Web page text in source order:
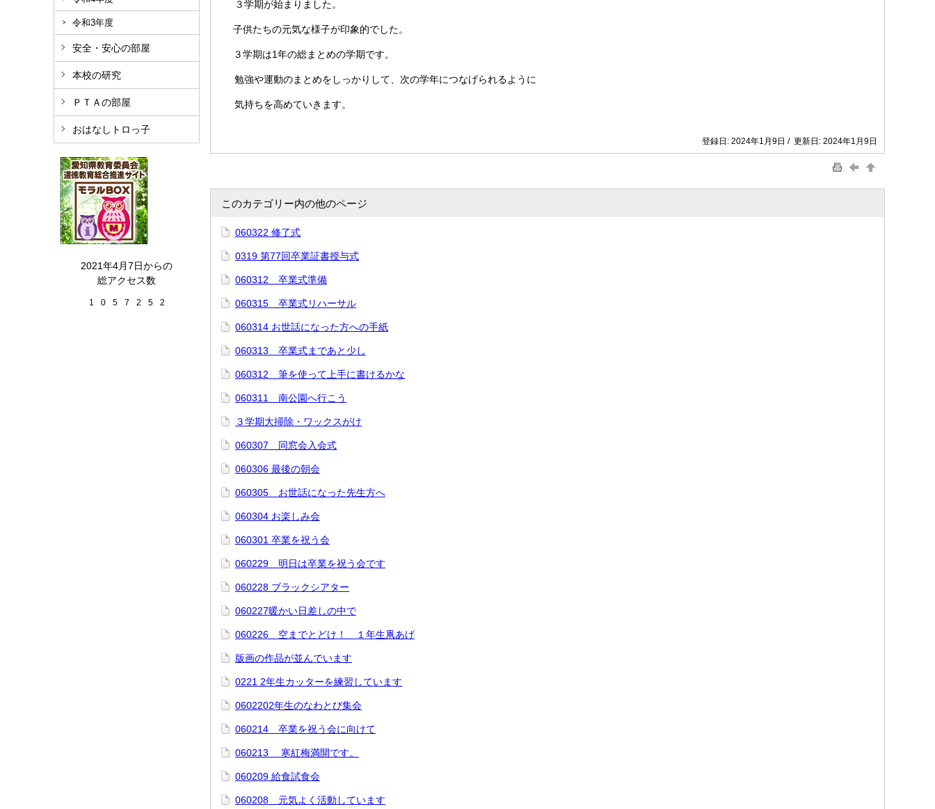
令和3年度
安全・安心の部屋
本校の研究
ＰＴＡの部屋
おはなしトロっ子
2021年4月7日からの
総アクセス数
1 0 5 7 2 5 2
３学期が始まりました。
子供たちの元気な様子が印象的でした。
３学期は1年の総まとめの学期です。
勉強や運動のまとめをしっかりして、次の学年につなげられるように
気持ちを高めていきます。
登録日: 2024年1月9日 / 更新日: 2024年1月9日
このカテゴリー内の他のページ
060322 修了式
0319 第77回卒業証書授与式
060312 卒業式準備
060315 卒業式リハーサル
060314 お世話になった方への手紙
060313 卒業式まであと少し
060312 筆を使って上手に書けるかな
060311 南公園へ行こう
３学期大掃除・ワックスがけ
060307 同窓会入会式
060306 最後の朝会
060305 お世話になった先生方へ
060304 お楽しみ会
060301 卒業を祝う会
060229 明日は卒業を祝う会です
060228 ブラックシアター
060227暖かい日差しの中で
060226 空までとどけ！ １年生凧あげ
版画の作品が並んでいます
0221 2年生カッターを練習しています
0602202年生のなわとび集会
060214 卒業を祝う会に向けて
060213 寒紅梅満開です。
060209 給食試食会
060208 元気よく活動しています